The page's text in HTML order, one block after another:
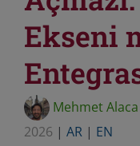
Ekseni
Mehmet Alaca
2026 | AR | EN